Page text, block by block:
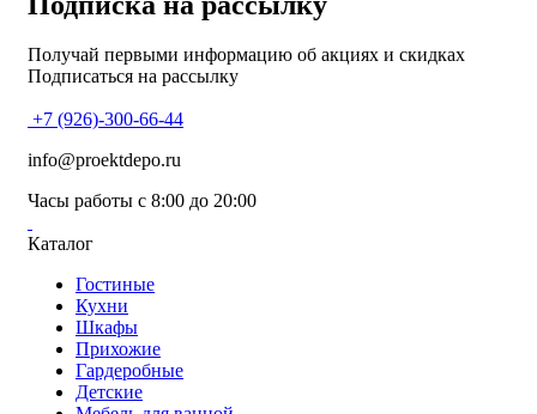
Получай первыми информацию об акциях и скидках
Подписаться на рассылку
+7 (926)-300-66-44
info@proektdepo.ru
Часы работы с 8:00 до 20:00
Каталог
Гостиные
Кухни
Шкафы
Прихожие
Гардеробные
Детские